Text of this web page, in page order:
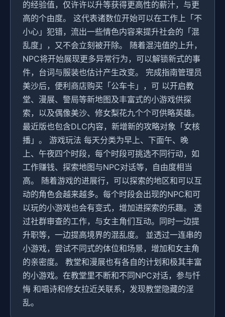
的经验值，仅许许以升等获得更高性的薪汁，与更
高的个由度。 这代表诸数位开始可以在工作上「不
小心」犯错，流出一些情色内容来提升社会的「混
乱度」，又不会立刻被开除。 随着混沌值的上升，
NPC将开始展现更多异常行为，可以解锁新式的事
件，台词与服装也估计产生改变。 完成指南管理员
美沙后，便利商店购买「公车卡」，可 以开启教
堂、漫展、警局等新地图及丰富式的小游戏供探
索，以及偶像美沙、修女梨花九个个可供略英雄。
最近版也包含DLC内容，新增新的攻略对象「女核
播」。 游戏玩法 每天分类为早上、下面午、晚
上、午夜四个时段，每个时段可挑选不同行动，如
工作赚钱、探索地图与NPC对话等，自由度相当
高。 随着游戏的进展行，可以探索的地区和可以互
动的角色会越来越多。每个时段会出现的NPC和可
以玩的小游戏也会有变式，增加进探索的乐趣。 透
过社群审查的工作，与女主角们互动。同时一边提
升职等，一边提高境界的混乱度。 並透过一连串的
小游戏，尝试不同式的体位和场景，增加和女主角
的亲密度。 教堂和漫展也有各自的计划和极其丰富
的小游戏。在教堂里不断和不同NPC对话，参与忏
悔 和唱诗和修女拉近关联系，发现教堂隐藏的淫
乱。